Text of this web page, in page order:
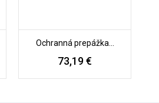
Ochranná prepážka...
73,19 €